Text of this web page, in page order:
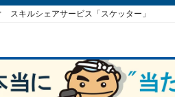
スキルシェアサービス「スケッター」